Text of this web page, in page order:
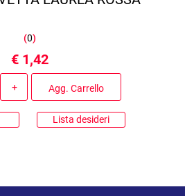
(0)
€ 1,42
Agg. Carrello
Lista desideri